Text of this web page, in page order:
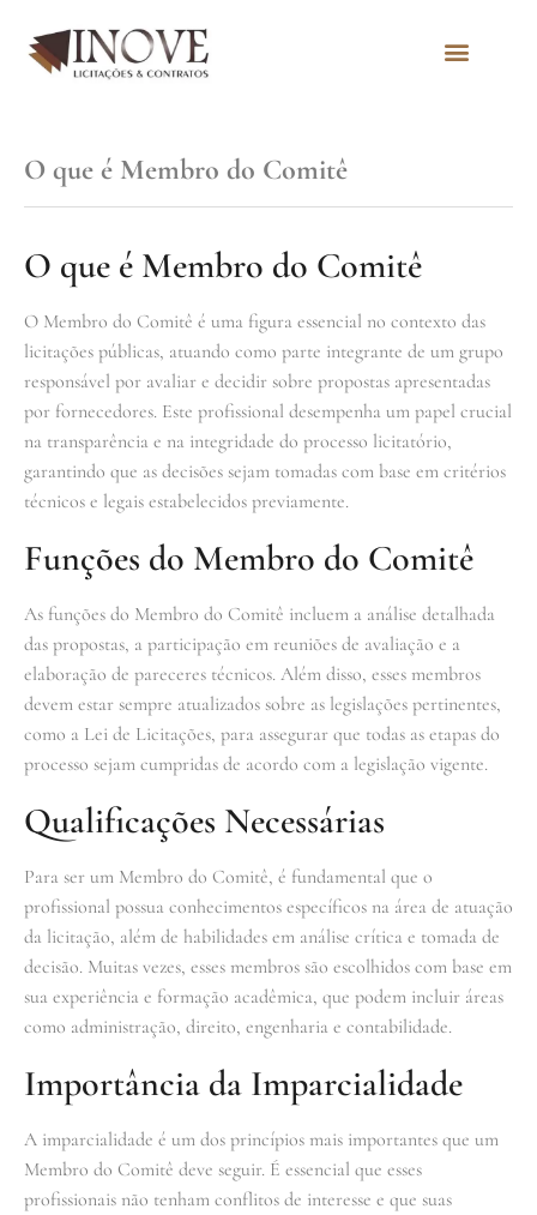
O que é Membro do Comitê
O que é Membro do Comitê
O Membro do Comitê é uma figura essencial no contexto das
licitações públicas, atuando como parte integrante de um grupo
responsável por avaliar e decidir sobre propostas apresentadas
por fornecedores. Este profissional desempenha um papel crucial
na transparência e na integridade do processo licitatório,
garantindo que as decisões sejam tomadas com base em critérios
técnicos e legais estabelecidos previamente.
Funções do Membro do Comitê
As funções do Membro do Comitê incluem a análise detalhada
das propostas, a participação em reuniões de avaliação e a
elaboração de pareceres técnicos. Além disso, esses membros
devem estar sempre atualizados sobre as legislações pertinentes,
como a Lei de Licitações, para assegurar que todas as etapas do
processo sejam cumpridas de acordo com a legislação vigente.
Qualificações Necessárias
Para ser um Membro do Comitê, é fundamental que o
profissional possua conhecimentos específicos na área de atuação
da licitação, além de habilidades em análise crítica e tomada de
decisão. Muitas vezes, esses membros são escolhidos com base em
sua experiência e formação acadêmica, que podem incluir áreas
como administração, direito, engenharia e contabilidade.
Importância da Imparcialidade
A imparcialidade é um dos princípios mais importantes que um
Membro do Comitê deve seguir. É essencial que esses
profissionais não tenham conflitos de interesse e que suas